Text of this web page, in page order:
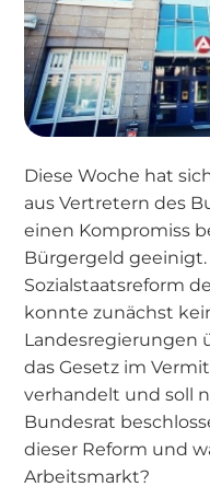
Diese Woche hat
aus Vertretern des
einen Kompromiss
Bürgergeld
Sozialstaatsreform
konnte zunächst
Landesregierungen
das Gesetz im
verhandelt und soll
Bundesrat
dieser Reform und
Arbeitsmarkt?